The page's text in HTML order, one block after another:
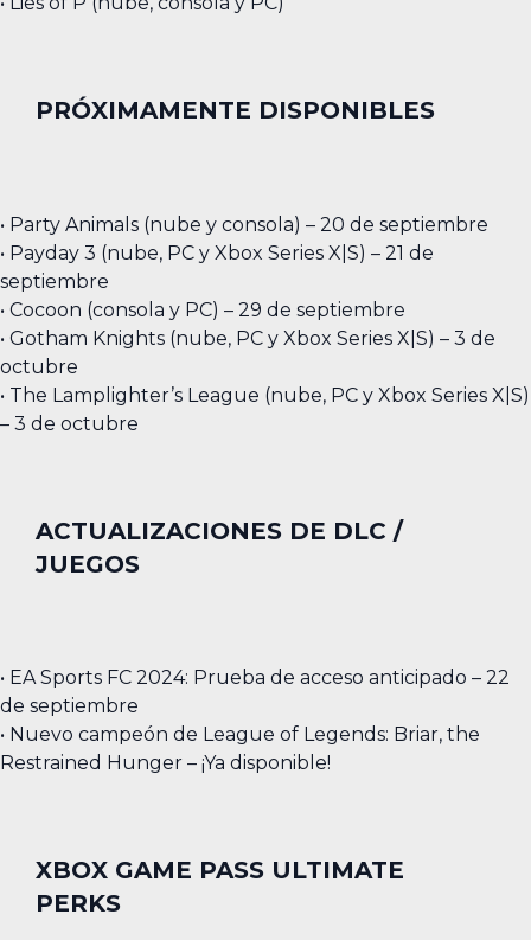
PRÓXIMAMENTE DISPONIBLES
• Party Animals (nube y consola) – 20 de septiembre
• Payday 3 (nube, PC y Xbox Series X|S) – 21 de
septiembre
• Cocoon (consola y PC) – 29 de septiembre
• Gotham Knights (nube, PC y Xbox Series X|S) – 3 de
octubre
• The Lamplighter’s League (nube, PC y Xbox Series X|S)
– 3 de octubre
ACTUALIZACIONES DE DLC /
JUEGOS
• EA Sports FC 2024: Prueba de acceso anticipado – 22
de septiembre
• Nuevo campeón de League of Legends: Briar, the
Restrained Hunger – ¡Ya disponible!
XBOX GAME PASS ULTIMATE
PERKS